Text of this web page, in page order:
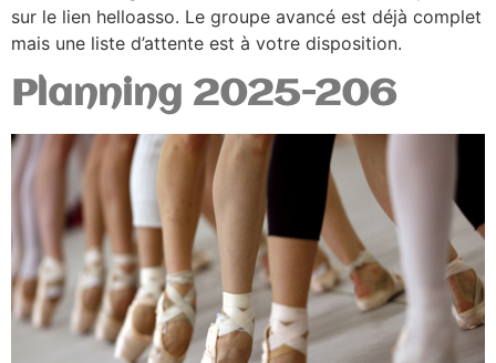
sur le lien helloasso. Le groupe avancé est déjà complet
mais une liste d’attente est à votre disposition.
Planning 2025-206